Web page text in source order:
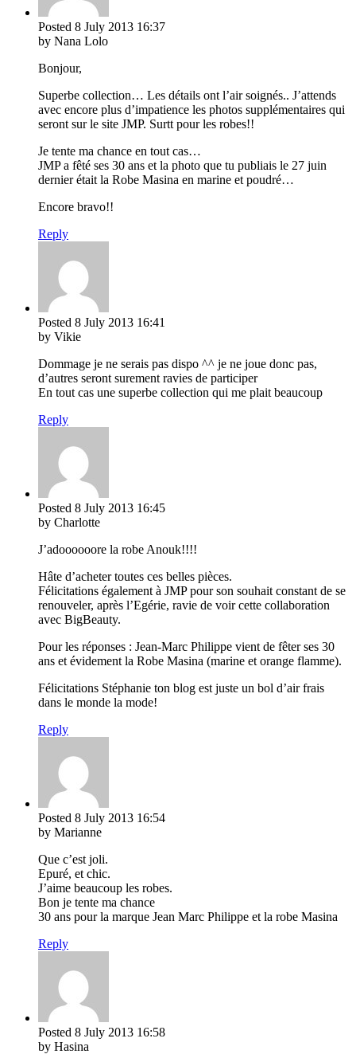
Posted 8 July 2013 16:37
by Nana Lolo
Bonjour,
Superbe collection… Les détails ont l’air soignés.. J’attends
avec encore plus d’impatience les photos supplémentaires qui
seront sur le site JMP. Surtt pour les robes!!
Je tente ma chance en tout cas…
JMP a fêté ses 30 ans et la photo que tu publiais le 27 juin
dernier était la Robe Masina en marine et poudré…
Encore bravo!!
Reply
Posted 8 July 2013 16:41
by Vikie
Dommage je ne serais pas dispo ^^ je ne joue donc pas,
d’autres seront surement ravies de participer
En tout cas une superbe collection qui me plait beaucoup
Reply
Posted 8 July 2013 16:45
by Charlotte
J’adoooooore la robe Anouk!!!!
Hâte d’acheter toutes ces belles pièces.
Félicitations également à JMP pour son souhait constant de se
renouveler, après l’Egérie, ravie de voir cette collaboration
avec BigBeauty.
Pour les réponses : Jean-Marc Philippe vient de fêter ses 30
ans et évidement la Robe Masina (marine et orange flamme).
Félicitations Stéphanie ton blog est juste un bol d’air frais
dans le monde la mode!
Reply
Posted 8 July 2013 16:54
by Marianne
Que c’est joli.
Epuré, et chic.
J’aime beaucoup les robes.
Bon je tente ma chance
30 ans pour la marque Jean Marc Philippe et la robe Masina
Reply
Posted 8 July 2013 16:58
by Hasina